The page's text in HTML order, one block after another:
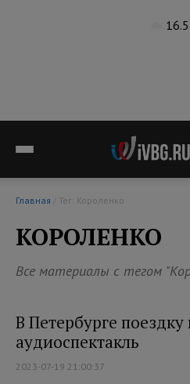
Главная / Тег: Короленко
КОРОЛЕНКО
Все материалы с тегом
В Петербурге поездку
аудиоспектакль
2023-07-19 21:00:37